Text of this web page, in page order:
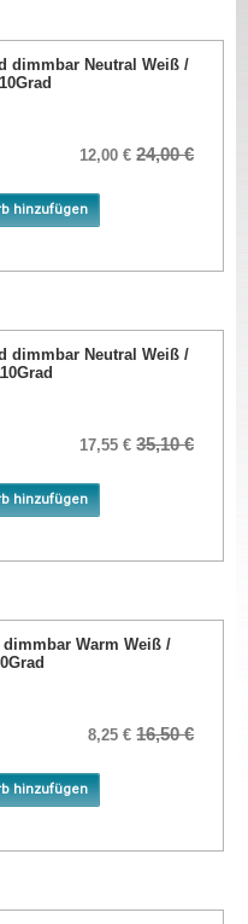
dimmbar Neutral Weiß /
12,00 € 24,00 €
hinzufügen
dimmbar Neutral Weiß /
17,55 € 35,10 €
hinzufügen
Warm Weiß /
8,25 € 16,50 €
hinzufügen